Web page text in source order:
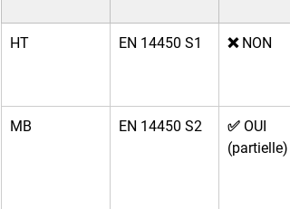
HT EN 14450 S1 ❌ NON
MB EN 14450 S2
✅ OUI
(partielle)